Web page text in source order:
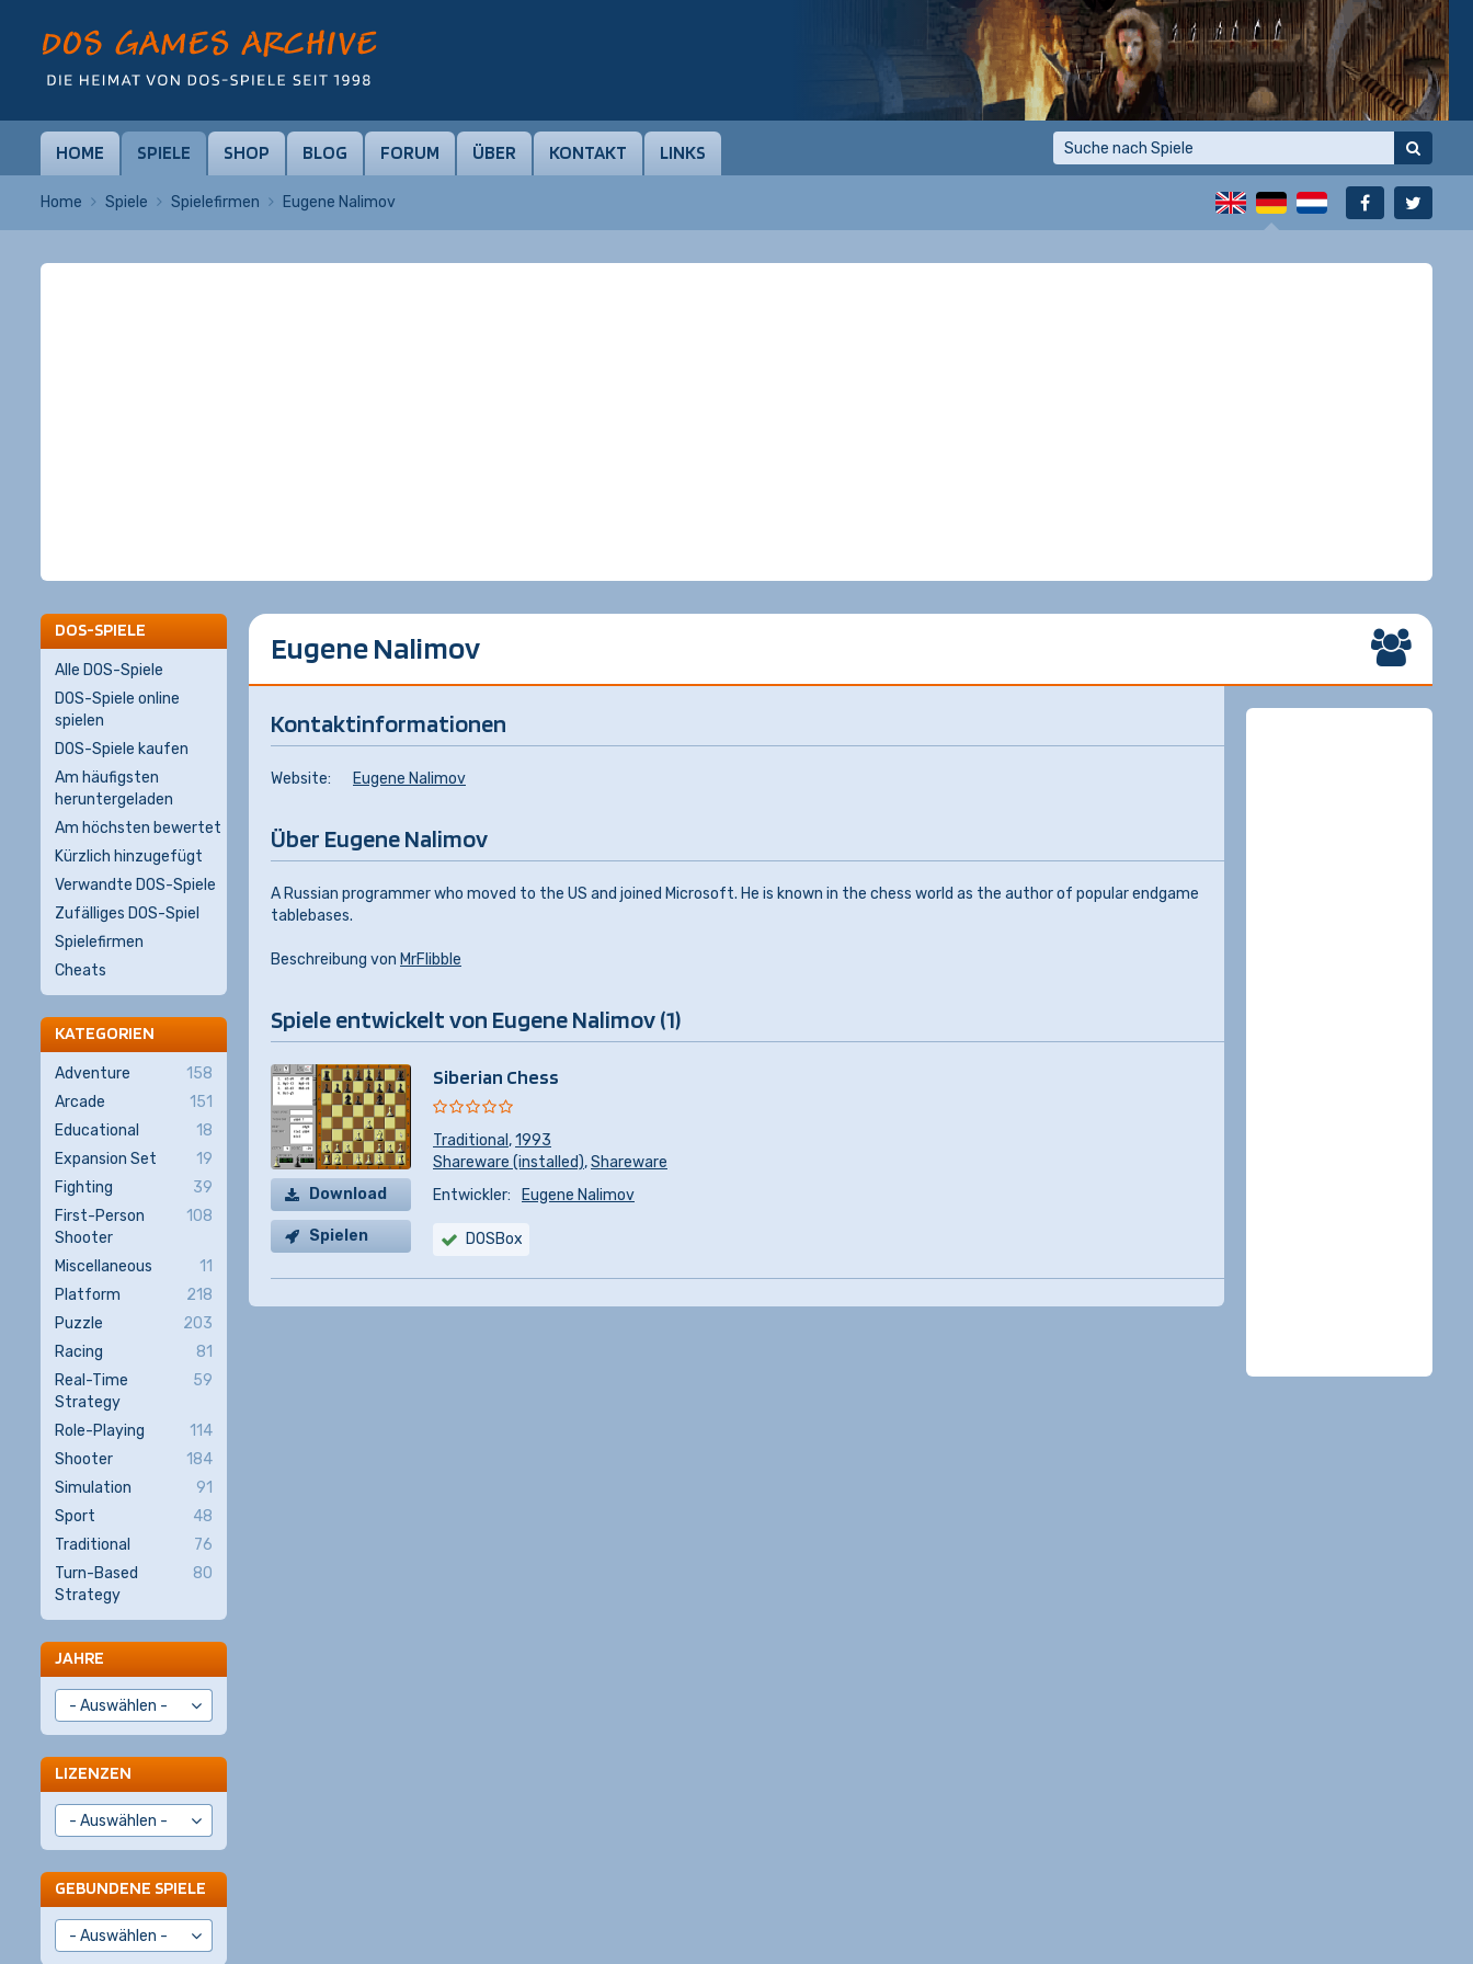
HOME SPIELE SHOP BLOG FORUM ÜBER KONTAKT LINKS
Home Spiele Spielefirmen Eugene Nalimov
Eugene Nalimov
Kontaktinformationen
Website: Eugene Nalimov
Über Eugene Nalimov
A Russian programmer who moved to the US and joined Microsoft. He is known in the chess world as the author of popular endgame
tablebases.
Beschreibung von MrFlibble
Spiele entwickelt von Eugene Nalimov (1)
Download
Spielen
Siberian Chess
Traditional ,1993
Shareware (installed),Shareware
Entwickler:
Eugene Nalimov
DOSBox
DOS-SPIELE
Alle DOS-Spiele
DOS-Spiele online
spielen
DOS-Spiele kaufen
Am häufigsten
heruntergeladen
Am höchsten bewertet
Kürzlich hinzugefügt
Verwandte DOS-Spiele
Zufälliges DOS-Spiel
Spielefirmen
Cheats
KATEGORIEN
Adventure
158
Arcade
151
Educational
18
Expansion Set
19
Fighting
39
First-Person
Shooter
108
Miscellaneous
11
Platform
218
Puzzle
203
Racing
81
Real-Time
Strategy
59
Role-Playing
114
Shooter
184
Simulation
91
Sport
48
Traditional
76
Turn-Based
Strategy
80
JAHRE
LIZENZEN
GEBUNDENE SPIELE